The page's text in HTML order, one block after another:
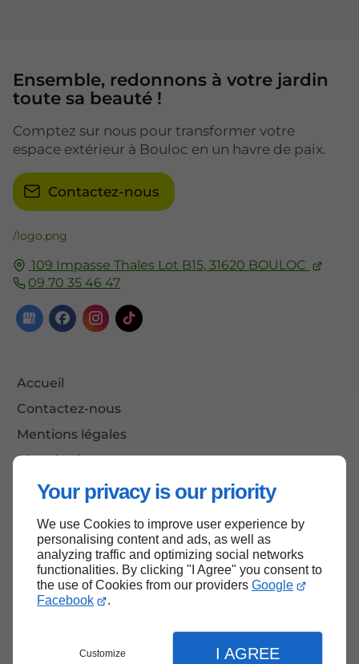
Your privacy is our priority
We use Cookies to improve user experience by
personalising content and ads, as well as
analyzing traffic and optimizing social networks
functionalities. By clicking "I Agree" you consent to
the use of Cookies from our providers Google
Facebook
.
Customize I AGREE
/logo.png
109 Impasse Thales Lot B15, 31620 BOULOC
09 70 35 46 47
Accueil
Contactez-nous
Mentions légales
Plan du site
Ensemble, redonnons à votre jardin
toute sa beauté !
Comptez sur nous pour transformer votre
espace extérieur à Bouloc en un havre de paix.
Contactez-nous
Haut de page